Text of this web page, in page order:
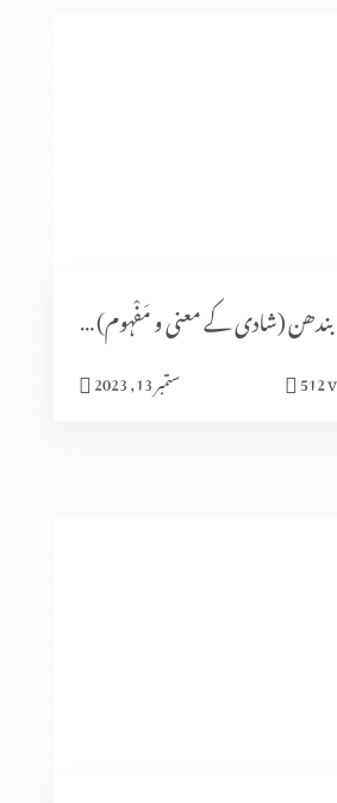
(حصہ 4) حقیقی اور اٹوٹ بندھن (شادی کے معنی و مَفْہوم) حصہ 1
ستمبر 13, 2023 512